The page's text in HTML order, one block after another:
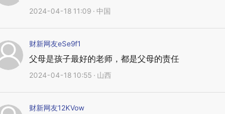
2024-04-18 11:09 · 中国
财新网友eSe9f1
父母是孩子最好的老师，都是父母的责任
2024-04-18 10:55 · 山西
财新网友12KVow